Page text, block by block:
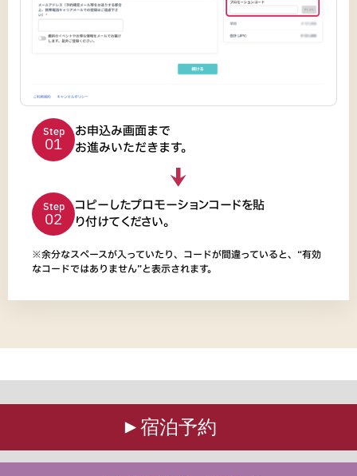
Step
01
お申込み画面まで
お進みいただきます。
Step
02
コピーしたプロモーションコードを貼
り付けてください。
※余分なスペースが⼊っていたり、コードが間違っていると、“有効
なコードではありません”と表示されます。
宿泊予約